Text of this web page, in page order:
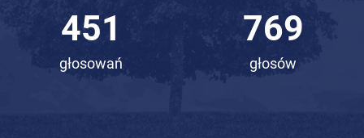
773
głosowań
601
głosów